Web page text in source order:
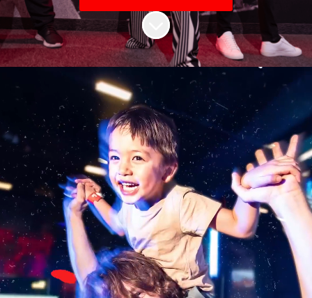
Bla til innholdet
VI TAR LEK PÅ ALVOR!
Vi er JumpYard og vi tror på kombinasjonen
av fysisk aktivitet og lek.
Siden starten i 2017 i Barkarby har
JumpYard vokst raskt til 16 parker i totalt 5
land – og vi fortsetter å vokse med nye
spennende aktiviteter.
En stor suksessfaktor er medarbeiderne